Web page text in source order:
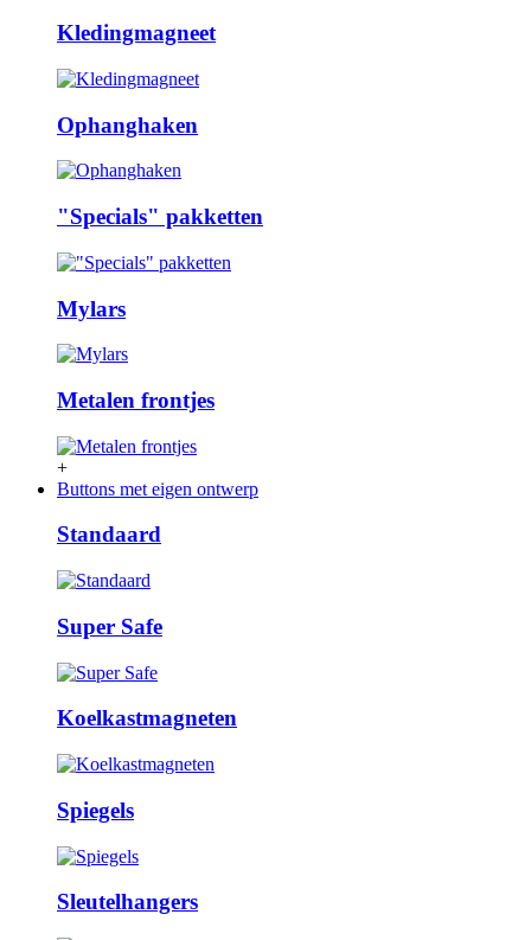
Kledingmagneet
Ophanghaken
"Specials" pakketten
Mylars
Metalen frontjes
+
Buttons met eigen ontwerp
Standaard
Super Safe
Koelkastmagneten
Spiegels
Sleutelhangers